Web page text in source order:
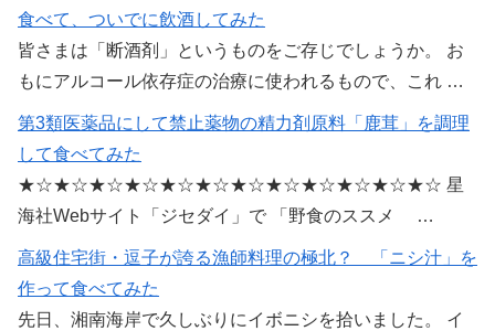
食べて、ついでに飲酒してみた
皆さまは「断酒剤」というものをご存じでしょうか。 お
もにアルコール依存症の治療に使われるもので、これ …
第3類医薬品にして禁止薬物の精力剤原料「鹿茸」を調理
して食べてみた
★☆★☆★☆★☆★☆★☆★☆★☆★☆★☆★☆★☆ 星
海社Webサイト「ジセダイ」で 「野食のススメ …
高級住宅街・逗子が誇る漁師料理の極北？ 「ニシ汁」を
作って食べてみた
先日、湘南海岸で久しぶりにイボニシを拾いました。 イ